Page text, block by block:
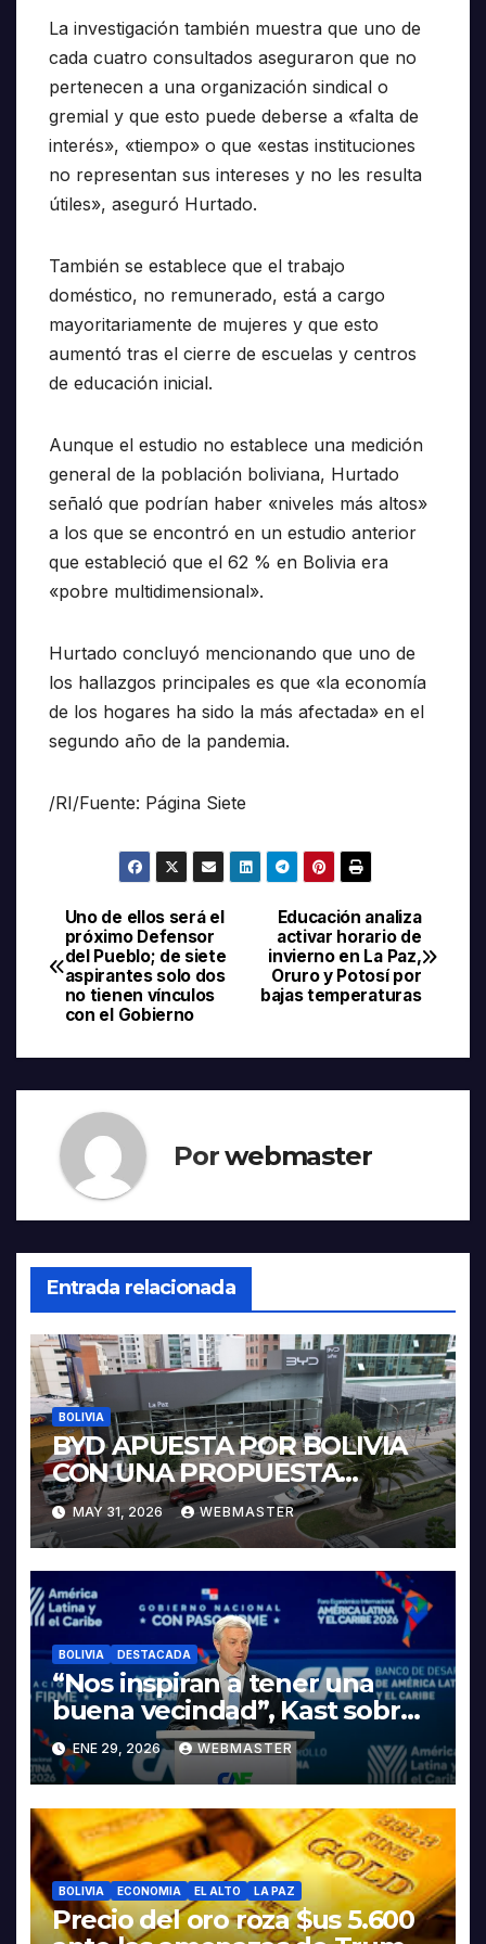
La investigación también muestra que uno de
cada cuatro consultados aseguraron que no
pertenecen a una organización sindical o
gremial y que esto puede deberse a «falta de
interés», «tiempo» o que «estas instituciones
no representan sus intereses y no les resulta
útiles», aseguró Hurtado.
También se establece que el trabajo
doméstico, no remunerado, está a cargo
mayoritariamente de mujeres y que esto
aumentó tras el cierre de escuelas y centros
de educación inicial.
Aunque el estudio no establece una medición
general de la población boliviana, Hurtado
señaló que podrían haber «niveles más altos»
a los que se encontró en un estudio anterior
que estableció que el 62 % en Bolivia era
«pobre multidimensional».
Hurtado concluyó mencionando que uno de
los hallazgos principales es que «la economía
de los hogares ha sido la más afectada» en el
segundo año de la pandemia.
/RI/Fuente: Página Siete
Navegación
de
entradas
Educación analiza
activar horario de
invierno en La Paz,
Oruro y Potosí por
bajas temperaturas
Uno de ellos será el
próximo Defensor
del Pueblo; de siete
aspirantes solo dos
no tienen vínculos
con el Gobierno
Porwebmaster
Entrada relacionada
BOLIVIA
BYD APUESTA POR BOLIVIA
CON UNA PROPUESTA
INTEGRAL PARA IMPULSAR
LA ELECTROMOVILIDAD Y LA
INDUSTRIALIZACIÓN DEL
LITIO
MAY 31, 2026 WEBMASTER
BOLIVIA DESTACADA
“Nos inspiran a tener una
buena vecindad”, Kast sobre
discurso del presidente
Rodrigo Paz
ENE 29, 2026 WEBMASTER
BOLIVIA ECONOMIA EL ALTO LA PAZ
Precio del oro roza $us 5.600